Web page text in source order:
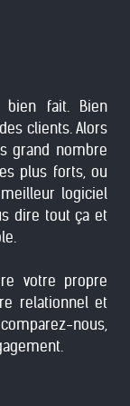
bien fait. Bien
clients. Alors
grand nombre
plus forts, ou
logiciel
dire tout ça et
votre propre
relationnel et
nous,